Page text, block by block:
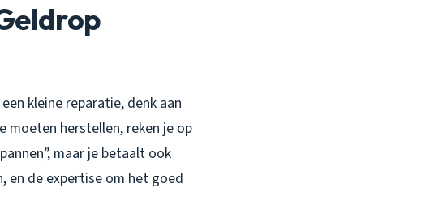
kleine reparatie, denk aan
moeten herstellen, reken je op
maar je betaalt ook
en de expertise om het goed